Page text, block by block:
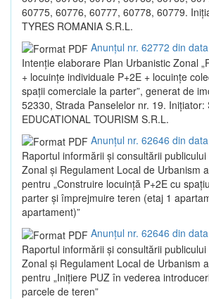
60775, 60776, 60777, 60778, 60779.
TYRES ROMANIA S.R.L.
Anunțul nr. 62772 din
Intenție elaborare Plan Urbanistic Zonal
+ locuințe individuale P+2E + locuințe
spații comerciale la parter”, generat de
52330, Strada Panselelor nr. 19. Inițiator:
EDUCATIONAL TOURISM S.R.L.
Anunțul nr. 62646 din
Raportul informării și consultării
Zonal și Regulament Local de Urbanism
pentru „Construire locuință P+2E cu
parter și împrejmuire teren (etaj 1
apartament)”
Anunțul nr. 62646 din
Raportul informării și consultării
Zonal și Regulament Local de Urbanism
pentru „Inițiere PUZ în vederea
parcele de teren”